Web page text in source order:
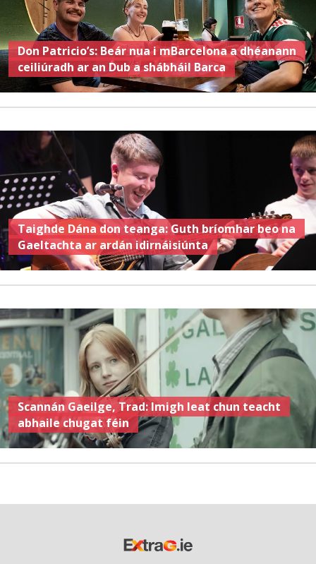
Don Patricio’s: Beár nua i mBarcelona a dhéanann
ceiliúradh ar an Dub a shábháil Barca
Taighde Dána don teanga: Guth bríomhar beo na
Gaeltachta ar ardán idirnáisiúnta
Scannán Gaeilge, Trad: Imigh leat chun teacht
abhaile chugat féin